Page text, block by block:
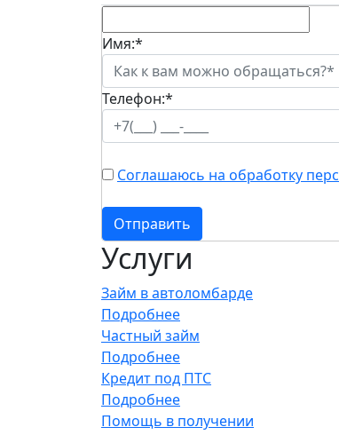
Имя:*
Телефон:*
Соглашаюсь на обработку
Отправить
Услуги
Займ в автоломбарде
Подробнее
Частный займ
Подробнее
Кредит под ПТС
Подробнее
Помощь в получении